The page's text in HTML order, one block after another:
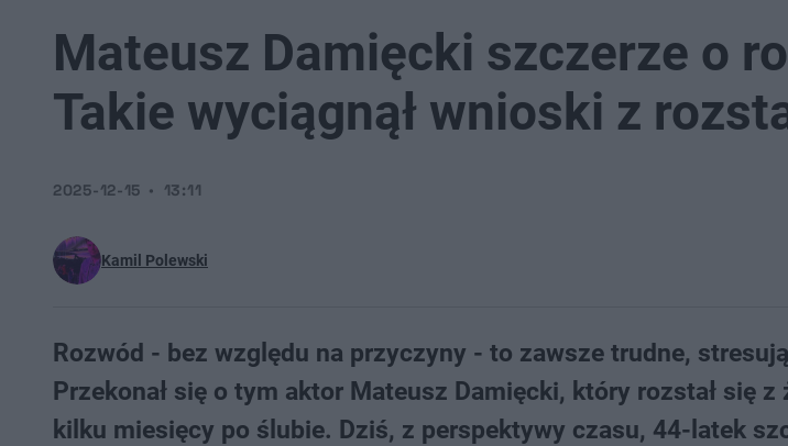
Mateusz Damięcki szczerze o
Takie wyciągnął wnioski z
Kamil Polewski
2025-12-15 13:11
Rozwód - bez względu na przyczyny - to zawsze trudne,
Przekonał się o tym aktor Mateusz Damięcki, który rozstał się
kilku miesięcy po ślubie. Dziś, z perspektywy czasu, 44-latek